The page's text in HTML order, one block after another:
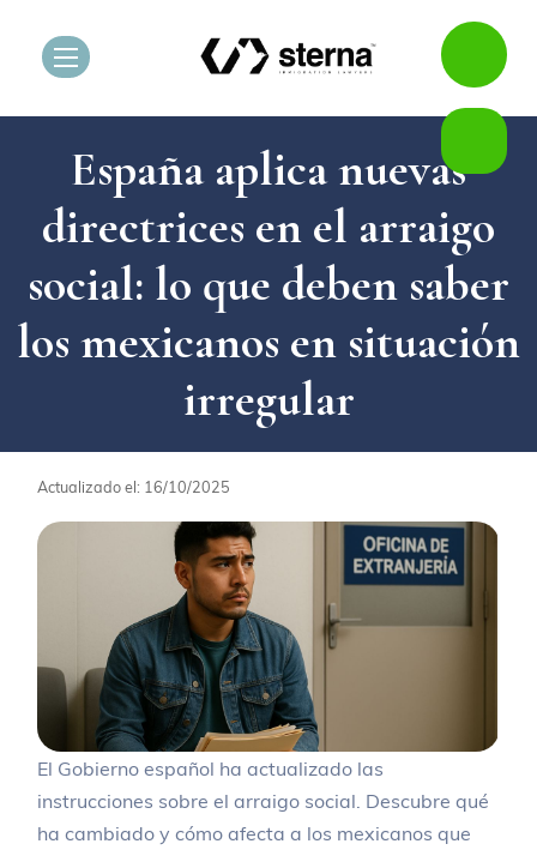
España aplica nuevas
directrices en el arraigo
social: lo que deben saber
los mexicanos en situación
irregular
Actualizado el: 16/10/2025
El Gobierno español ha actualizado las
instrucciones sobre el arraigo social. Descubre qué
ha cambiado y cómo afecta a los mexicanos que